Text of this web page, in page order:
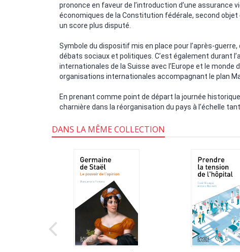
prononce en faveur de l’introduction d’une assurance
économiques de la Constitution fédérale, second
un score plus disputé.
Symbole du dispositif mis en place pour l’après-
débats sociaux et politiques. C’est également durant
internationales de la Suisse avec l’Europe et le monde
organisations internationales accompagnant le plan
En prenant comme point de départ la journée
charnière dans la réorganisation du pays à l’échelle
DANS LA MÊME COLLECTION